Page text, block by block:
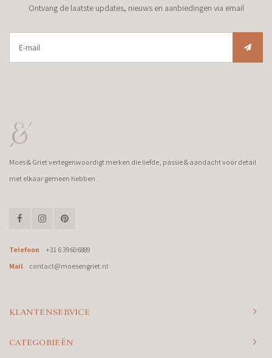
Ontvang de laatste updates, nieuws en aanbiedingen via email
Moes & Griet vertegenwoordigt merken die liefde, passie & aandacht voor detail
met elkaar gemeen hebben.
Telefoon
+31 6 39606889
Mail
contact@moesengriet.nl
KLANTENSERVICE
CATEGORIEËN